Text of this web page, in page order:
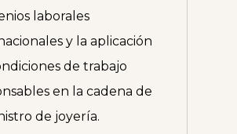
laborales
y la aplicación
de trabajo
en la cadena de
de joyería.